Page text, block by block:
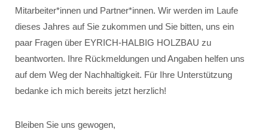
Mitarbeiter*innen und Partner*innen. Wir werden im Laufe
dieses Jahres auf Sie zukommen und Sie bitten, uns ein
paar Fragen über EYRICH-HALBIG HOLZBAU zu
beantworten. Ihre Rückmeldungen und Angaben helfen uns
auf dem Weg der Nachhaltigkeit. Für Ihre Unterstützung
bedanke ich mich bereits jetzt herzlich!
Bleiben Sie uns gewogen,